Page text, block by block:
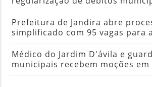
Prefeitura de Jandira abre
simplificado com 95 vagas para
Médico do Jardim D'ávila e
municipais recebem moções